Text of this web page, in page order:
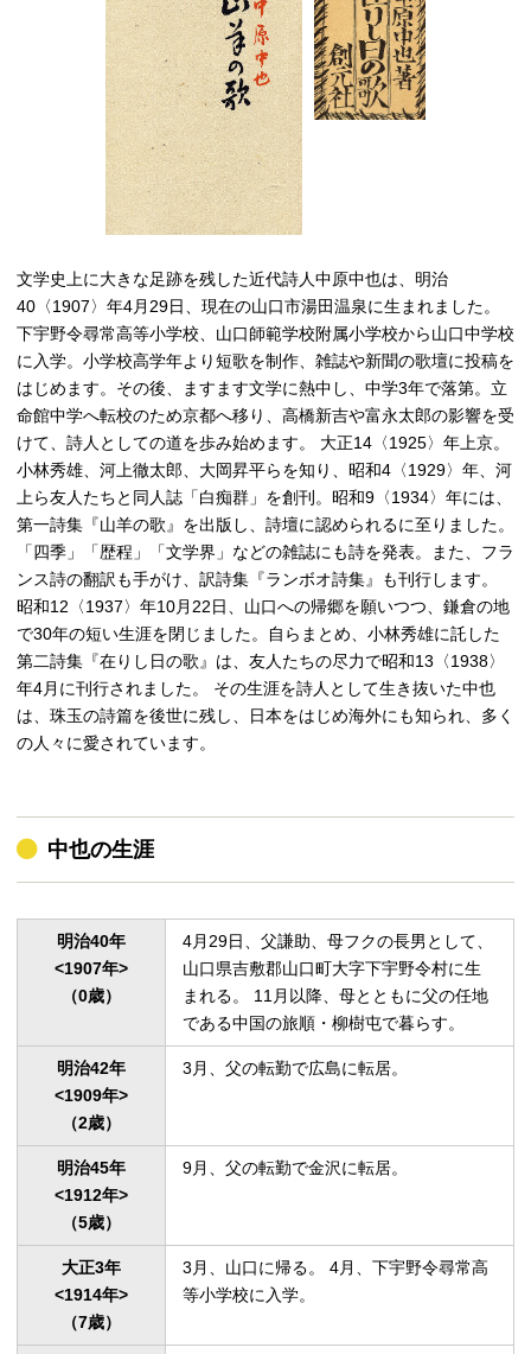
文学史上に大きな足跡を残した近代詩人中原中也は、明治
40〈1907〉年4月29日、現在の山口市湯田温泉に生まれました。
下宇野令尋常高等小学校、山口師範学校附属小学校から山口中学校
に入学。小学校高学年より短歌を制作、雑誌や新聞の歌壇に投稿を
はじめます。その後、ますます文学に熱中し、中学3年で落第。立
命館中学へ転校のため京都へ移り、高橋新吉や富永太郎の影響を受
けて、詩人としての道を歩み始めます。 大正14〈1925〉年上京。
小林秀雄、河上徹太郎、大岡昇平らを知り、昭和4〈1929〉年、河
上ら友人たちと同人誌「白痴群」を創刊。昭和9〈1934〉年には、
第一詩集『山羊の歌』を出版し、詩壇に認められるに至りました。
「四季」「歴程」「文学界」などの雑誌にも詩を発表。また、フラ
ンス詩の翻訳も手がけ、訳詩集『ランボオ詩集』も刊行します。
昭和12〈1937〉年10月22日、山口への帰郷を願いつつ、鎌倉の地
で30年の短い生涯を閉じました。自らまとめ、小林秀雄に託した
第二詩集『在りし日の歌』は、友人たちの尽力で昭和13〈1938〉
年4月に刊行されました。 その生涯を詩人として生き抜いた中也
は、珠玉の詩篇を後世に残し、日本をはじめ海外にも知られ、多く
の人々に愛されています。
中也の生涯
明治40年
<1907年>
（0歳）
4月29日、父謙助、母フクの長男として、
山口県吉敷郡山口町大字下宇野令村に生
まれる。 11月以降、母とともに父の任地
である中国の旅順・柳樹屯で暮らす。
明治42年
<1909年>
（2歳）
3月、父の転勤で広島に転居。
明治45年
<1912年>
（5歳）
9月、父の転勤で金沢に転居。
大正3年
<1914年>
（7歳）
3月、山口に帰る。 4月、下宇野令尋常高
等小学校に入学。